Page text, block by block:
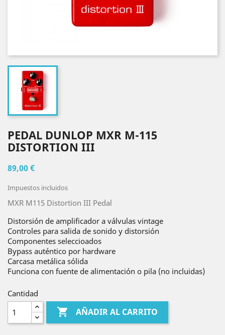
PEDAL DUNLOP MXR M-115
DISTORTION III
89,00 €
Impuestos incluidos
MXR M115 Distortion III Pedal
Distorsión de amplificador a válvulas vintage
Controles para salida de sonido y distorsión
Componentes seleccioados
Bypass auténtico por hardware
Carcasa metálica sólida
Funciona con fuente de alimentación o pila (no incluidas)
Cantidad
 AÑADIR AL CARRITO